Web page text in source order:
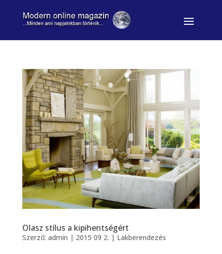
Olasz stílus a kipihentségért
Szerző: admin | 2015 09 2. | Lakberendezés